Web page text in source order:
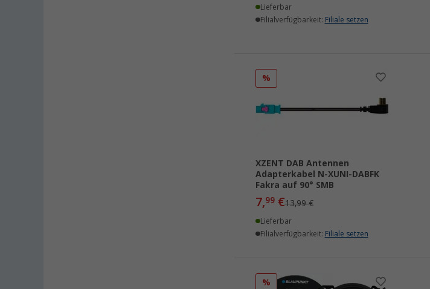
Lieferbar
Filialverfügbarkeit: Filiale setzen
%
XZENT DAB Antennen
Adapterkabel N-XUNI-DABFK
Fakra auf 90° SMB
7,99 €13,99 €
Lieferbar
Filialverfügbarkeit: Filiale setzen
%